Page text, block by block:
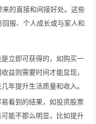
的直接和间接好处。这些
报、个人成长或与家人和
立即可获得的，如购买一
益则需要时间才能显现，
年提升生活质量和收入。
看到的结果，如投资股票
能不那么明显，比如提升